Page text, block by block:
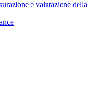
e valutazione della